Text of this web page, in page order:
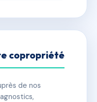
copropriété
de nos